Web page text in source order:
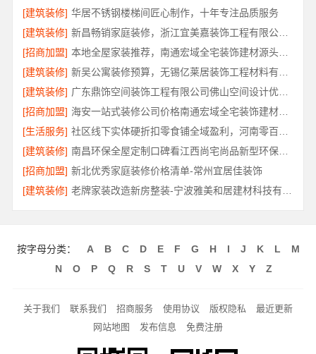
[建筑装修] 华居不锈钢楼梯间匠心制作，十年专注品质服务
[建筑装修]
新昌畅销家庭装修，浙江宜美嘉装饰工程有限公司品质保障
[招商加盟]
本地全屋家装推荐，南通宏域全宅装饰建材源头品控保障
[建筑装修]
[建筑装修]
广东鼎饰空间装饰工程有限公司佛山空间设计优惠活动
[招商加盟]
海安一站式装修公司价格南通宏域全宅装饰建材有限公司
[生活服务]
[建筑装修]
南昌环保全屋定制口碑看江西尚宅尚品新型环保材料有限公司
[招商加盟] 新北优秀家庭装修价格清单-常州宜居佳装饰
[建筑装修]
按字母分类： A B C D E F G H I J K L
M
N
O P Q R S T U V W X Y Z
关于我们 联系我们 招商服务 使用协议 版权隐私
最近更新
网站地图
发布信息 免费注册